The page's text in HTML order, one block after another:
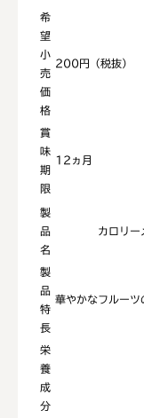
希
望
小
売
価
格
200円（税抜）
賞
味
期
限
12ヵ月
製
品
名
カロリー
製
品
特
長
華やかなフルーツ
栄
養
成
分